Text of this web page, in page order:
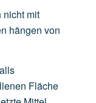
nicht mit
hängen von
Fläche